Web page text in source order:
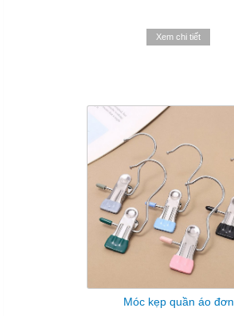
Xem chi tiết
Móc kẹp quần áo đơn